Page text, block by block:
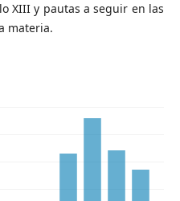
XIII y pautas a seguir en las
materia.